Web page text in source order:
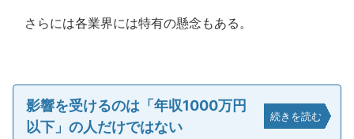
さらには各業界には特有の懸念もある。
影響を受けるのは「年収1000万円
以下」の人だけではない
続きを読む